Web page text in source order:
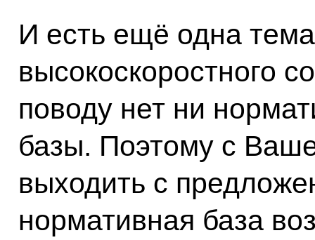
И есть ещё одна
высокоскоростного
поводу нет ни
базы. Поэтому с
выходить с
нормативная база